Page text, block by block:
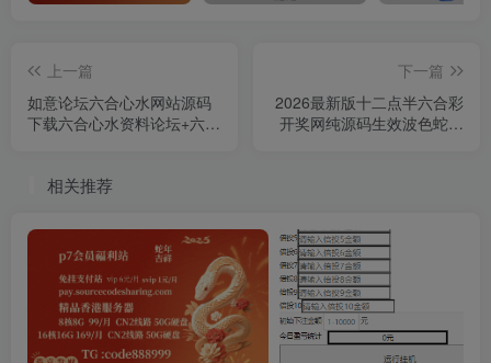
上一篇
如意论坛六合心水网站源码
下载六合心水资料论坛+六合
下一篇
2026最新版十二点半六合彩
开奖网纯源码生效波色蛇年
相关推荐